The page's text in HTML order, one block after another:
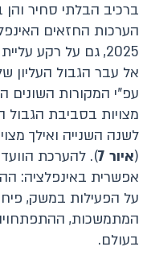
ברכיב הבלתי סחיר
הערכות החזאים
2025, גם על רקע
אל עבר הגבול העליון
עפ"י המקורות השונים
מצויות בסביבת הגבול
לשנה השנייה ואילך
(איור 7
). להערכת
אפשרית באינפלציה:
על הפעילות במשק,
המתמשכות,
בעולם.